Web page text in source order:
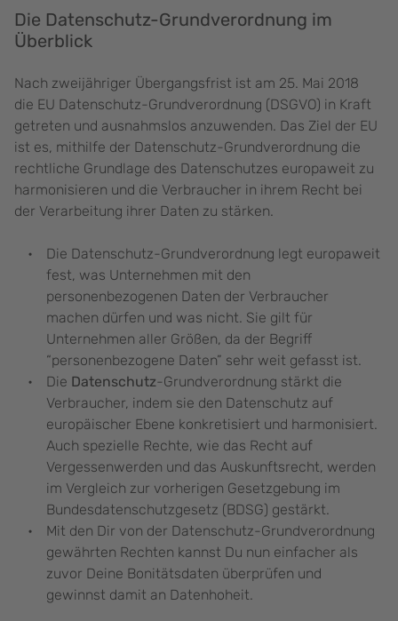
Die Datenschutz-Grundverordnung im
Überblick
Nach zweijähriger Übergangsfrist ist am 25. Mai 2018
die EU Datenschutz-Grundverordnung (DSGVO) in Kraft
getreten und ausnahmslos anzuwenden. Das Ziel der EU
ist es, mithilfe der Datenschutz-Grundverordnung die
rechtliche Grundlage des Datenschutzes europaweit zu
harmonisieren und die Verbraucher in ihrem Recht bei
der Verarbeitung ihrer Daten zu stärken.
Die Datenschutz-Grundverordnung legt europaweit
fest, was Unternehmen mit den
personenbezogenen Daten der Verbraucher
machen dürfen und was nicht. Sie gilt für
Unternehmen aller Größen, da der Begriff
“personenbezogene Daten” sehr weit gefasst ist.
Die Datenschutz-Grundverordnung stärkt die
Verbraucher, indem sie den Datenschutz auf
europäischer Ebene konkretisiert und harmonisiert.
Auch spezielle Rechte, wie das Recht auf
Vergessenwerden und das Auskunftsrecht, werden
im Vergleich zur vorherigen Gesetzgebung im
Bundesdatenschutzgesetz (BDSG) gestärkt.
Mit den Dir von der Datenschutz-Grundverordnung
gewährten Rechten kannst Du nun einfacher als
zuvor Deine Bonitätsdaten überprüfen und
gewinnst damit an Datenhoheit.